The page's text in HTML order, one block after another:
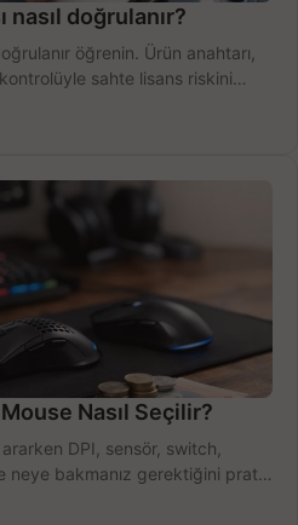
nasıl doğrulanır?
öğrenin. Ürün anahtarı,
sahte lisans riskini
Nasıl Seçilir?
DPI, sensör, switch,
neye bakmanız gerektiğini pratik